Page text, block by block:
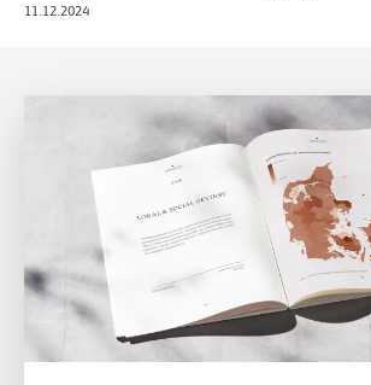
11.12.2024
2024.12.05 Vores Grønne Styrker